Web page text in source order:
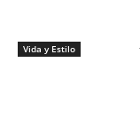
Vida y Estilo